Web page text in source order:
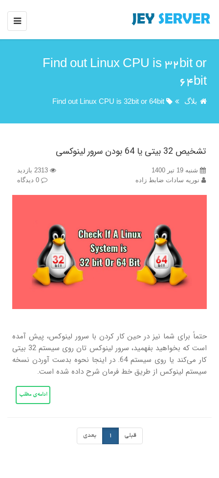
Find out Linux CPU is 32bit or
64bit
بلاگ Find out Linux CPU is 32bit or 64bit
تشخیص 32 بیتی یا 64 بودن سرور لینوکسی
شنبه 19 تیر 1400
نوریه سادات ضابط زاده
حتماً برای شما نیز در حین کار کردن با سرور لینوکس، پیش آمده
است که بخواهید بفهمید، سرور لینوکس تان روی سیستم 32 بیتی
کار می‌کند یا روی سیستم 64. در اینجا نحوه بدست آوردن نسخه
سیستم لینوکس از طریق خط فرمان شرح داده شده است.
ادامه‌ی مطلب
قبلی 1 بعدی